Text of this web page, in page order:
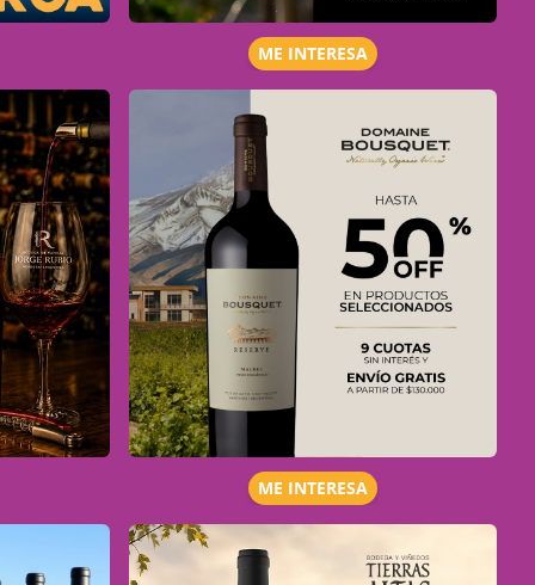
ME INTERESA
ME INTERESA